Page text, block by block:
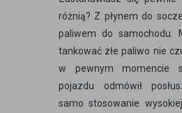
różnią? Z płynem do
paliwem do samochodu.
tankować złe paliwo nie
w pewnym momencie
pojazdu odmówił
samo stosowanie